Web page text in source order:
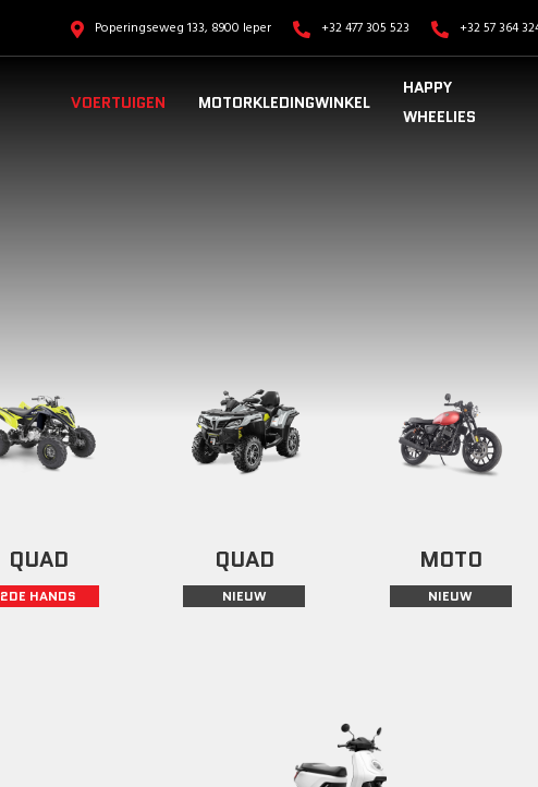
Poperingseweg 133, 8900 Ieper +32 477 305 523 +32 57 364
VOERTUIGEN MOTORKLEDINGWINKEL
HAPPY
WHEELIES
VOERTUIGEN
QUAD
2DE HANDS
QUAD
NIEUW
MOTO
NIEUW